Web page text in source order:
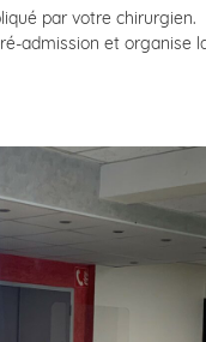
par votre chirurgien.
admission et organise